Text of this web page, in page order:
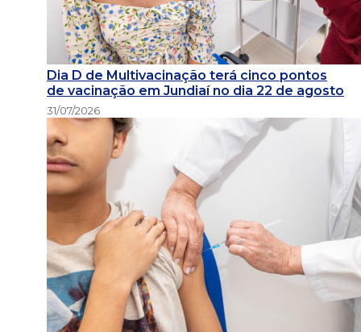
Dia D de Multivacinação terá cinco pontos
de vacinação em Jundiaí no dia 22 de agosto
31/07/2026